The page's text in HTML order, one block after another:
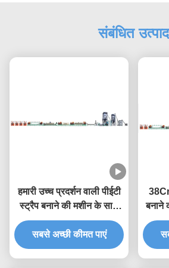
संबंधित उत्पाद
हमारी उच्च प्रदर्शन वाली पीईटी
स्ट्रैप बनाने की मशीन के साथ
अपने उत्पादन को उन्नत करें
सबसे अच्छी कीमत पाएं
बनाने